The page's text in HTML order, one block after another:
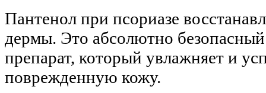
Пантенол при псориазе
дермы. Это абсолютно
препарат, который увлажняет и
поврежденную кожу.